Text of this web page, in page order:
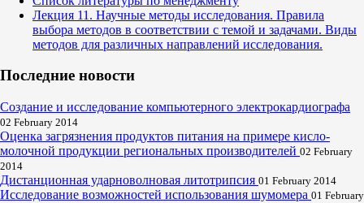
Лекция 11. Научные методы исследования. Правила
выбора методов в соответствии с темой и задачами. Виды
методов для различных направлений исследования.
Последние новости
Создание и исследование компьютерного электрокардиографа
02 February 2014
Оценка загрязнения продуктов питания на примере кисло-
молочной продукции региональных производителей 02 February
2014
Дистанционная ударноволновая литотрипсия 01 February 2014
Исследование возможностей использования шумомера 01 February